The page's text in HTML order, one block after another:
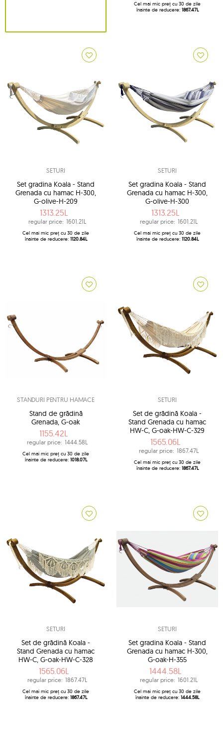
Cel mai mic preț cu 30 de zile
înainte de reducere: 1867.47L
SETURI
Set gradina Koala - Stand
Grenada cu hamac H-300,
G-olive-H-209
1313.25L
regular price: 1601.21L
Cel mai mic preț cu 30 de zile
înainte de reducere: 1120.84L
SETURI
Set gradina Koala - Stand
Grenada cu hamac H-300,
G-olive-H-300
1313.25L
regular price: 1601.21L
Cel mai mic preț cu 30 de zile
înainte de reducere: 1120.84L
STANDURI PENTRU HAMACE
Stand de grădină
Grenada, G-oak
1155.42L
regular price: 1444.58L
Cel mai mic preț cu 30 de zile
înainte de reducere: 1018.07L
SETURI
Set de grădină Koala -
Stand Grenada cu hamac
HW-C, G-oak-HW-C-329
1565.06L
regular price: 1867.47L
Cel mai mic preț cu 30 de zile
înainte de reducere: 1867.47L
SETURI
Set de grădină Koala -
Stand Grenada cu hamac
HW-C, G-oak-HW-C-328
1565.06L
regular price: 1867.47L
Cel mai mic preț cu 30 de zile
înainte de reducere: 1867.47L
SETURI
Set gradina Koala - Stand
Grenada cu hamac H-300,
G-oak-H-355
1444.58L
regular price: 1601.21L
Cel mai mic preț cu 30 de zile
înainte de reducere: 1444.58L